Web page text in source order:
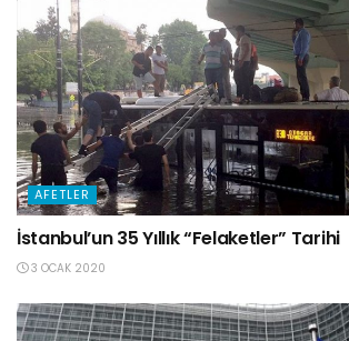
AFETLER
İstanbul’un 35 Yıllık “Felaketler” Tarihi
3 OCAK 2020